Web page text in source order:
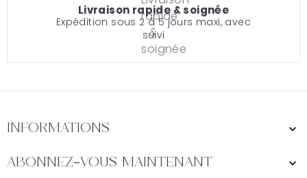
Livraison rapide & soignée
Expédition sous 2 à 5 jours maxi, avec
suivi
Informations 
Abonnez-Vous Maintenant 